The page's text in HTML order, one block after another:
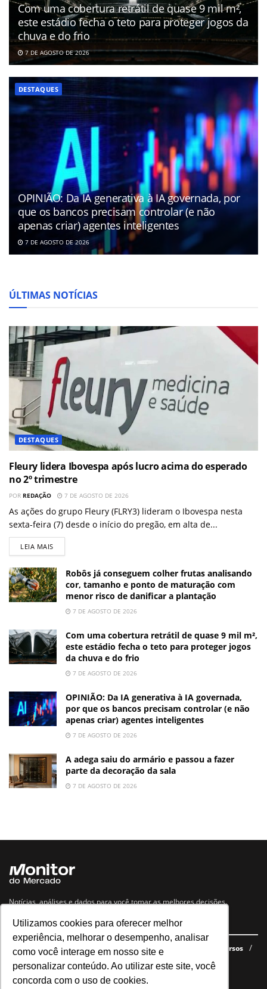
Utilizamos cookies para oferecer melhor
experiência, melhorar o desempenho, analisar
como você interage em nosso site e
personalizar conteúdo. Ao utilizar este site, você
concorda com o uso de cookies.
Com uma cobertura retrátil de quase 9 mil m²,
este estádio fecha o teto para proteger jogos da
chuva e do frio
7 DE AGOSTO DE 2026
DESTAQUES
OPINIÃO: Da IA generativa à IA governada, por
que os bancos precisam controlar (e não
apenas criar) agentes inteligentes
7 DE AGOSTO DE 2026
ÚLTIMAS NOTÍCIAS
DESTAQUES
Fleury lidera Ibovespa após lucro acima do esperado
no 2º trimestre
POR REDAÇÃO 7 DE AGOSTO DE 2026
As ações do grupo Fleury (FLRY3) lideram o Ibovespa nesta
sexta-feira (7) desde o início do pregão, em alta de...
LEIA MAIS
Robôs já conseguem colher frutas analisando
cor, tamanho e ponto de maturação com
menor risco de danificar a plantação
7 DE AGOSTO DE 2026
Com uma cobertura retrátil de quase 9 mil m²,
este estádio fecha o teto para proteger jogos
da chuva e do frio
7 DE AGOSTO DE 2026
OPINIÃO: Da IA generativa à IA governada,
por que os bancos precisam controlar (e não
apenas criar) agentes inteligentes
7 DE AGOSTO DE 2026
A adega saiu do armário e passou a fazer
parte da decoração da sala
7 DE AGOSTO DE 2026
Notícias, análises e dados para você tomar as melhores decisões.
Navegue no site
Últimas notícias Quem somos E-books gratuitos
Cursos
Política de privacidade